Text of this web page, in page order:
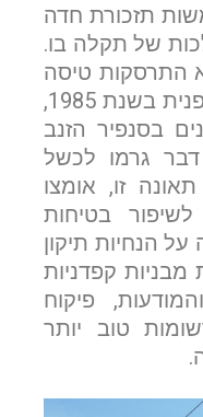
תזכורת חדה
של תקלה בו.
התרסקות טיסה
123 של חברת התעופה היפנית בשנת 1985,
בסנפיר הזנב
גרמו לכשל
זו, אומצו
בטיחות
הנחיות תיקון
מבניות קפדניות
פיקוח
טוב יותר